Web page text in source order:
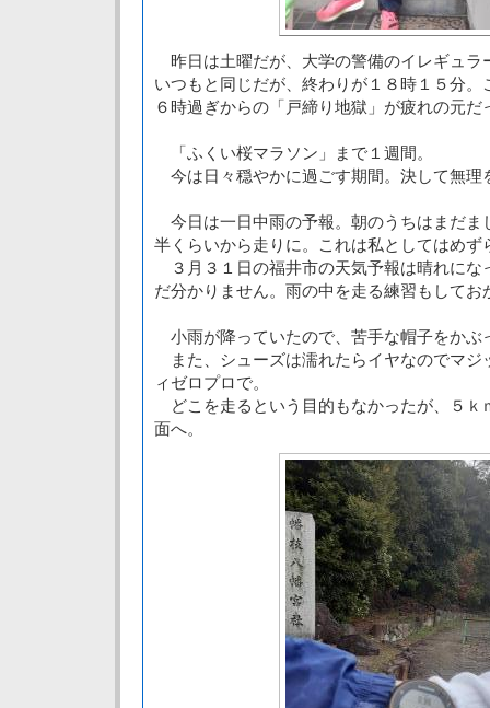
昨日は土曜だが、大学の警備のイレギュラ
いつもと同じだが、終わりが１８時１５分
６時過ぎからの「戸締り地獄」が疲れの元だ
「ふくい桜マラソン」まで１週間。
今は日々穏やかに過ごす期間。決して無理
今日は一日中雨の予報。朝のうちはまだま
半くらいから走りに。これは私としてはめず
３月３１日の福井市の天気予報は晴れにな
だ分かりません。雨の中を走る練習もしてお
小雨が降っていたので、苦手な帽子をかぶ
また、シューズは濡れたらイヤなのでマジ
ィゼロプロで。
どこを走るという目的もなかったが、５ｋ
面へ。